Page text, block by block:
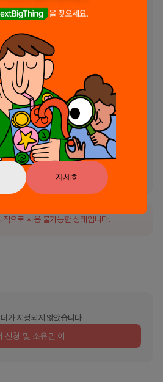
자세히
리를 탐색해 보세요.
신 정보를 받아보고 팟캐스트 알림을 선택하
하게 생각합니다!
객 지원팀에 문의하세요. 우리 여행에 참
운 독서 되세요!
dbf5ae8a-0a6a-4f4b-
f1b7-4b6e-9d42-
적으로 사용 불가능한 상태입니다.
가 지정되지 않았습니다
신청 및 소유권 이